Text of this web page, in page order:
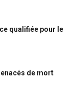
qualifiée pour le
de mort